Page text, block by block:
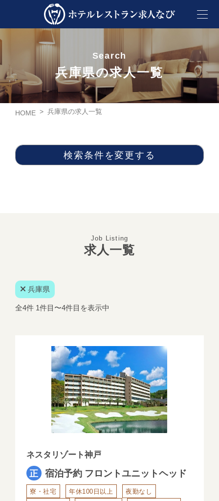
Search
兵庫県の求人一覧
HOME > 兵庫県の求人一覧
検索条件を変更する
Job Listing
求人一覧
兵庫県
全4件 1件目〜4件目を表示中
ネスタリゾート神戸
宿泊予約 フロントユニットヘッド
寮・社宅 年休100日以上
夜勤なし